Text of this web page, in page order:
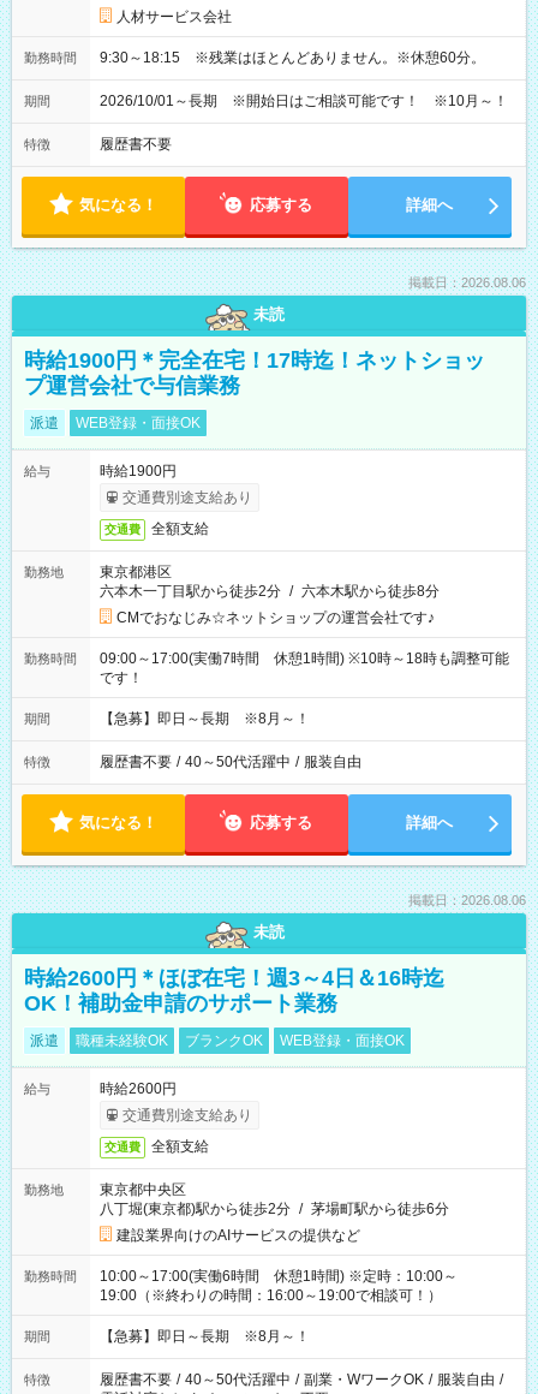
人材サービス会社
勤務時間 9:30～18:15 ※残業はほとんどありません。※休憩60分。
期間 2026/10/01～長期 ※開始日はご相談可能です！ ※10月～！
特徴 履歴書不要
気になる！ 応募する 詳細へ
掲載日：2026.08.06
未読
時給1900円＊完全在宅！17時迄！ネットショッ
プ運営会社で与信業務
派遣 WEB登録・面接OK
給与
時給1900円
交通費別途支給あり
交通費 全額支給
勤務地
東京都港区
六本木一丁目駅から徒歩2分 / 六本木駅から徒歩8分
CMでおなじみ☆ネットショップの運営会社です♪
勤務時間
09:00～17:00(実働7時間 休憩1時間) ※10時～18時も調整可能
です！
期間 【急募】即日～長期 ※8月～！
特徴 履歴書不要 / 40～50代活躍中 / 服装自由
気になる！ 応募する 詳細へ
掲載日：2026.08.06
未読
時給2600円＊ほぼ在宅！週3～4日＆16時迄
OK！補助金申請のサポート業務
派遣 職種未経験OK ブランクOK WEB登録・面接OK
給与
時給2600円
交通費別途支給あり
交通費 全額支給
勤務地
東京都中央区
八丁堀(東京都)駅から徒歩2分 / 茅場町駅から徒歩6分
建設業界向けのAIサービスの提供など
勤務時間
10:00～17:00(実働6時間 休憩1時間) ※定時：10:00～
19:00（※終わりの時間：16:00～19:00で相談可！）
期間 【急募】即日～長期 ※8月～！
特徴 履歴書不要 / 40～50代活躍中 / 副業・WワークOK / 服装自由 /